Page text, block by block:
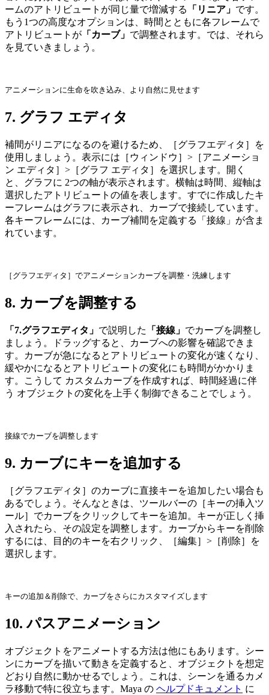
ームのアトリビュートが同じ量で増減する
「リニア」 です。
もう1つの高度なオプションは、時間とともに各フレームで
アトリビュートが 「カーブ」 で調整されます。では、それら
を見ていきましょう。
アニメーションに生命を吹き込み、より自然に見せます
7. グラフ エディタ
補間がリニアになるのを避けるため、［グラフエディタ］を
使用しましょう。表示には［ウィンドウ］>［アニメーショ
ン エディタ］>［グラフ エディタ］を選択します。開く
と、グラフに 2つの軸が表示されます。横軸は時間、縦軸は
選択したアトリビュートの値を表します。すでに作成したキ
ーフレームはグラフに表示され、カーブで接続しています。
各キーフレームには、カーブ補間を定義する「接線」が含ま
れています。
［グラフエディタ］でアニメーションカーブを調整・洗練します
8. カーブを調整する
「7.グラフエディタ」 で説明した 「接線」 でカーブを調整し
ましょう。ドラッグすると、カーブへの影響を確認できま
す。カーブが急になるとアトリビュートの変化が速くなり、
緩やかになるとアトリビュートの変化にも時間がかかりま
す。こうして カスタムカーブを作成すれば、時間経過に伴
う オブジェクトの変化を上手く制御できることでしょう。
接線でカーブを調整します
9. カーブにキーを追加する
［グラフエディタ］のカーブに直接キーを追加したい場合も
あるでしょう。そんなときは、ツールバーの［キーの挿入ツ
ール］でカーブをクリックしてキーを追加。キーが正しく挿
入されたら、その設定を調整します。カーブからキーを削除
するには、目的のキーを右クリック、［編集］>［削除］を
選択します。
キーの追加＆削除で、カーブをさらにカスタマイズします
10. パスアニメーション
オブジェクトをアニメートする方法は他にもあります。シー
ンにカーブを描いて動きを定義すると、オブジェクトを想定
どおり自然に動かせるでしょう。これは、シーンを通るカメ
ラ移動で特に役立ちます。Maya の ヘルプドキュメント に